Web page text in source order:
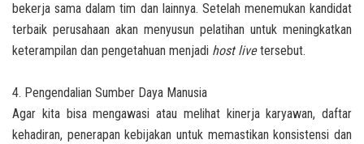
bekerja sama dalam tim dan lainnya. Setelah menemukan kandidat
terbaik perusahaan akan menyusun pelatihan untuk meningkatkan
keterampilan dan pengetahuan menjadi host livetersebut.
4. Pengendalian Sumber Daya Manusia
Agar kita bisa mengawasi atau melihat kinerja karyawan, daftar
kehadiran, penerapan kebijakan untuk memastikan konsistensi dan